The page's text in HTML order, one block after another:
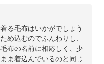
る毛布はいかがでしょう
め込むのでふんわりし、
布の名前に相応しく、少
ま着込んでいるのと同じ